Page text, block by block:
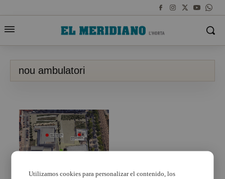
nou ambulatori
Utilizamos cookies para personalizar el contenido, los